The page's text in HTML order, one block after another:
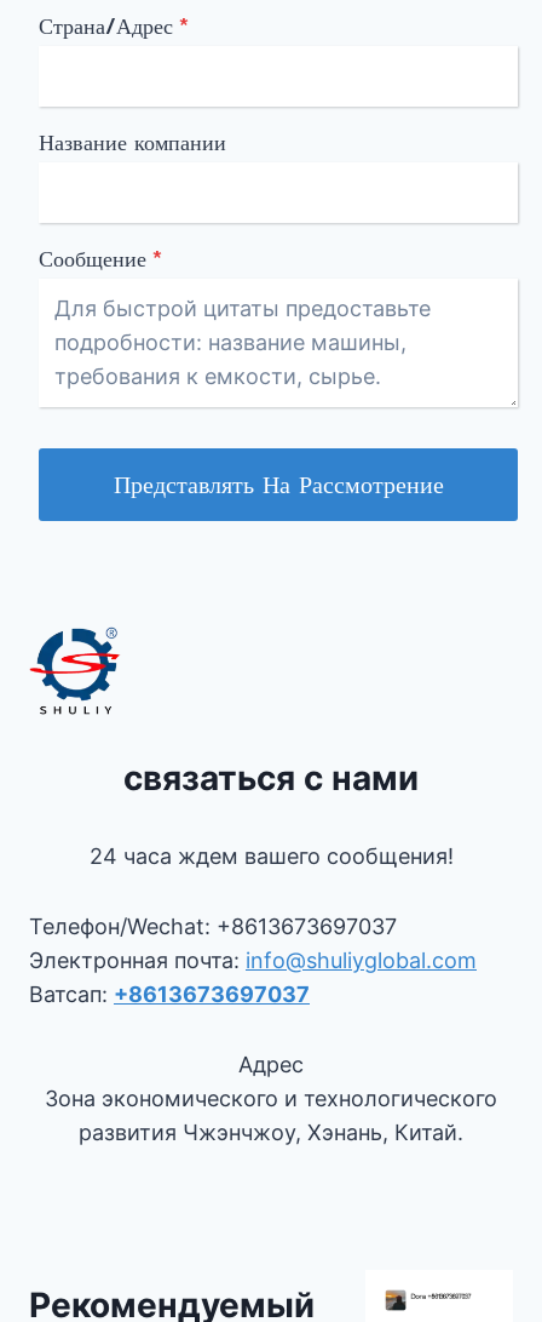
Страна/Адрес*
Название компании
Сообщение*
Представлять На Рассмотрение
связаться с нами
24 часа ждем вашего сообщения!
Телефон/Wechat: +8613673697037
Электронная почта: info@shuliyglobal.com
Ватсап: +8613673697037
Адрес
Зона экономического и технологического
развития Чжэнчжоу, Хэнань, Китай.
Рекомендуемый